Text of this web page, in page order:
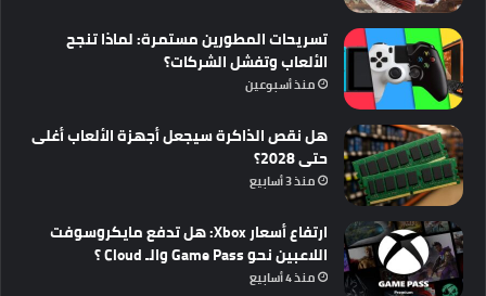
تسريحات المطورين مستمرة: لماذا تنجح
الألعاب وتفشل الشركات؟
منذ أسبوعين
هل نقص الذاكرة سيجعل أجهزة الألعاب أغلى
حتى 2028؟
منذ 3 أسابيع
ارتفاع أسعار Xbox: هل تدفع مايكروسوفت
اللاعبين نحو Game Pass والـ Cloud ؟
منذ 4 أسابيع